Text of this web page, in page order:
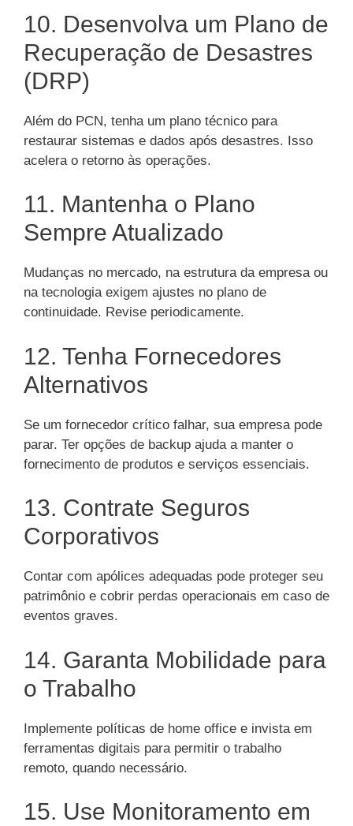
10. Desenvolva um Plano de
Recuperação de Desastres
(DRP)
Além do PCN, tenha um plano técnico para
restaurar sistemas e dados após desastres. Isso
acelera o retorno às operações.
11. Mantenha o Plano
Sempre Atualizado
Mudanças no mercado, na estrutura da empresa ou
na tecnologia exigem ajustes no plano de
continuidade. Revise periodicamente.
12. Tenha Fornecedores
Alternativos
Se um fornecedor crítico falhar, sua empresa pode
parar. Ter opções de backup ajuda a manter o
fornecimento de produtos e serviços essenciais.
13. Contrate Seguros
Corporativos
Contar com apólices adequadas pode proteger seu
patrimônio e cobrir perdas operacionais em caso de
eventos graves.
14. Garanta Mobilidade para
o Trabalho
Implemente políticas de home office e invista em
ferramentas digitais para permitir o trabalho
remoto, quando necessário.
15. Use Monitoramento em